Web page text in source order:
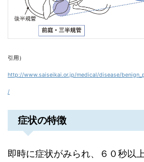
引用）
http://www.saiseikai.or.jp/medical/disease/
/
症状の特徴
即時に症状がみられ、６０秒以